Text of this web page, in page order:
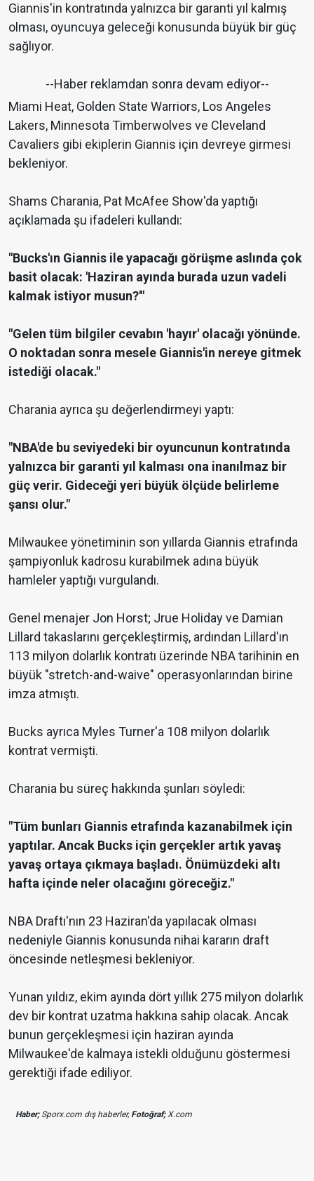
Giannis'in kontratında yalnızca bir garanti yıl kalmış
olması, oyuncuya geleceği konusunda büyük bir güç
sağlıyor.
--Haber reklamdan sonra devam ediyor--
Miami Heat, Golden State Warriors, Los Angeles
Lakers, Minnesota Timberwolves ve Cleveland
Cavaliers gibi ekiplerin Giannis için devreye girmesi
bekleniyor.
Shams Charania, Pat McAfee Show'da yaptığı
açıklamada şu ifadeleri kullandı:
"Bucks'ın Giannis ile yapacağı görüşme aslında çok
basit olacak: 'Haziran ayında burada uzun vadeli
kalmak istiyor musun?'"
"Gelen tüm bilgiler cevabın 'hayır' olacağı yönünde.
O noktadan sonra mesele Giannis'in nereye gitmek
istediği olacak."
Charania ayrıca şu değerlendirmeyi yaptı:
"NBA'de bu seviyedeki bir oyuncunun kontratında
yalnızca bir garanti yıl kalması ona inanılmaz bir
güç verir. Gideceği yeri büyük ölçüde belirleme
şansı olur."
Milwaukee yönetiminin son yıllarda Giannis etrafında
şampiyonluk kadrosu kurabilmek adına büyük
hamleler yaptığı vurgulandı.
Genel menajer Jon Horst; Jrue Holiday ve Damian
Lillard takaslarını gerçekleştirmiş, ardından Lillard'ın
113 milyon dolarlık kontratı üzerinde NBA tarihinin en
büyük "stretch-and-waive" operasyonlarından birine
imza atmıştı.
Bucks ayrıca Myles Turner'a 108 milyon dolarlık
kontrat vermişti.
Charania bu süreç hakkında şunları söyledi:
"Tüm bunları Giannis etrafında kazanabilmek için
yaptılar. Ancak Bucks için gerçekler artık yavaş
yavaş ortaya çıkmaya başladı. Önümüzdeki altı
hafta içinde neler olacağını göreceğiz."
NBA Draftı'nın 23 Haziran'da yapılacak olması
nedeniyle Giannis konusunda nihai kararın draft
öncesinde netleşmesi bekleniyor.
Yunan yıldız, ekim ayında dört yıllık 275 milyon dolarlık
dev bir kontrat uzatma hakkına sahip olacak. Ancak
bunun gerçekleşmesi için haziran ayında
Milwaukee'de kalmaya istekli olduğunu göstermesi
gerektiği ifade ediliyor.
Haber;Sporx.com dış haberler,Fotoğraf;X.com